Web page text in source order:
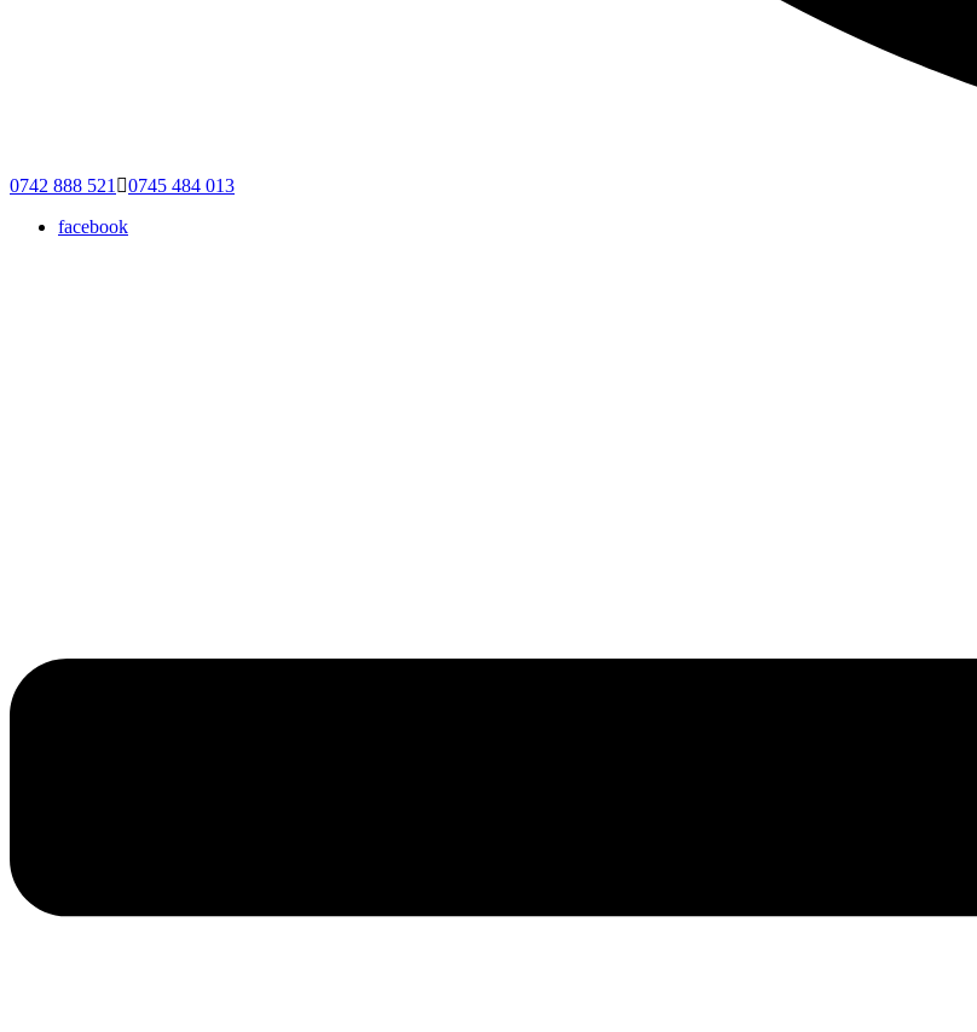
0742 888 521
0745 484 013
facebook